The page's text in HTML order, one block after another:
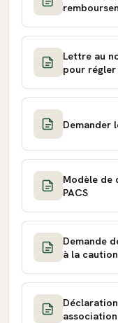
Lettre au
pour régler
Demander
Modèle de
PACS
Demande
à la